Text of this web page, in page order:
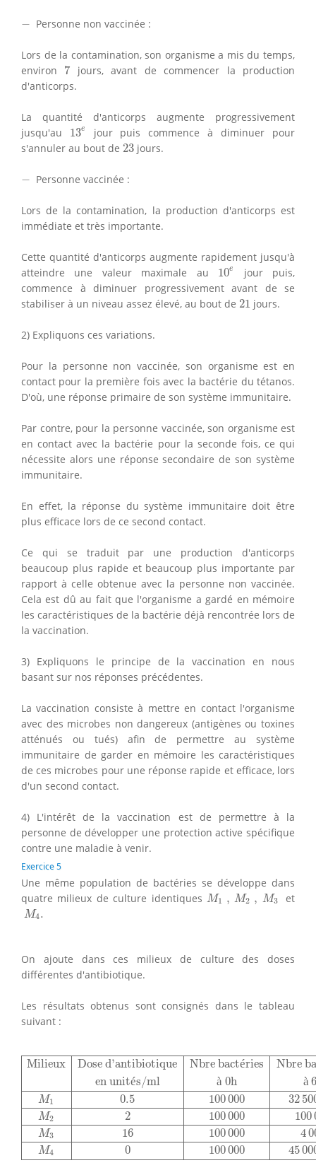
− Personne non vaccinée :
Lors de la contamination, son organisme a mis du temps,
environ 7
7 jours, avant de commencer la production
d'anticorps.
La quantité d'anticorps augmente progressivement
jusqu'au 13e
13e jour puis commence à diminuer pour
s'annuler au bout de 23
23 jours.
− Personne vaccinée :
Lors de la contamination, la production d'anticorps est
immédiate et très importante.
Cette quantité d'anticorps augmente rapidement jusqu'à
atteindre une valeur maximale au 10e
10e
jour puis,
commence à diminuer progressivement avant de se
stabiliser à un niveau assez élevé, au bout de 21
21 jours.
2) Expliquons ces variations.
Pour la personne non vaccinée, son organisme est en
contact pour la première fois avec la bactérie du tétanos.
D'où, une réponse primaire de son système immunitaire.
Par contre, pour la personne vaccinée, son organisme est
en contact avec la bactérie pour la seconde fois, ce qui
nécessite alors une réponse secondaire de son système
immunitaire.
En effet, la réponse du système immunitaire doit être
plus efficace lors de ce second contact.
Ce qui se traduit par une production d'anticorps
beaucoup plus rapide et beaucoup plus importante par
rapport à celle obtenue avec la personne non vaccinée.
Cela est dû au fait que l'organisme a gardé en mémoire
les caractéristiques de la bactérie déjà rencontrée lors de
la vaccination.
3) Expliquons le principe de la vaccination en nous
basant sur nos réponses précédentes.
La vaccination consiste à mettre en contact l'organisme
avec des microbes non dangereux (antigènes ou toxines
atténués ou tués) afin de permettre au système
immunitaire de garder en mémoire les caractéristiques
de ces microbes pour une réponse rapide et efficace, lors
d'un second contact.
4) L'intérêt de la vaccination est de permettre à la
personne de développer une protection active spécifique
contre une maladie à venir.
Exercice 5
Une même population de bactéries se développe dans
quatre milieux de culture identiques M1 , M2 , M3
M1 M2, M 3 et
M4.
M4
On ajoute dans ces milieux de culture des doses
différentes d'antibiotique.
Les résultats obtenus sont consignés dans le tableau
suivant :
Milieux Dose d'antibiotique Nbre bactéries
Nbre
en unités/ml à 0h à
M1 0.5 100000 32
M2 2 100000 100
M3 16 100000 4
M4 0 100000 45
MilieuxDose d'antibiotiqueNbre bactériesNbre